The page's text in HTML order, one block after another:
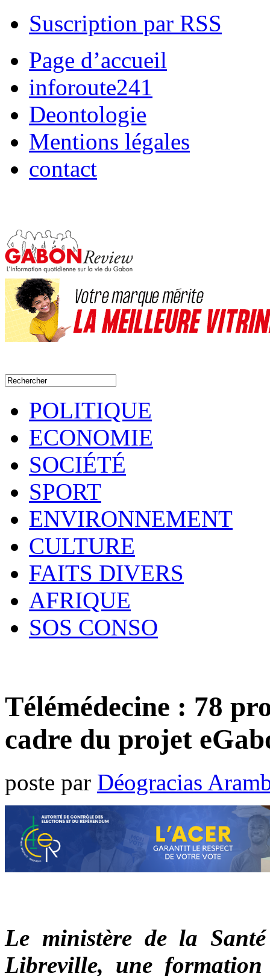
Suscription par RSS
Page d’accueil
inforoute241
Deontologie
Mentions légales
contact
POLITIQUE
ECONOMIE
SOCIÉTÉ
SPORT
ENVIRONNEMENT
CULTURE
FAITS DIVERS
AFRIQUE
SOS CONSO
Télémédecine : 78
cadre du projet
poste par Déogracias
Le ministère de la
Libreville, une formation